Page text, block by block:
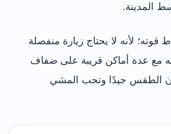
المدينة.
لأنه لا يحتاج زيارة منفصلة
مع عدة أماكن قريبة على ضفاف
الطقس جيدًا وتحب المشي